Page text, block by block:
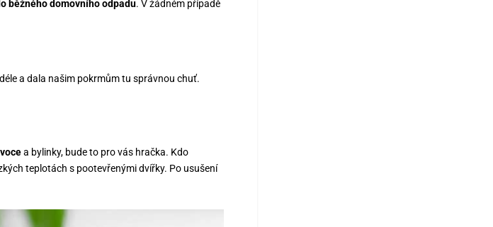
běžného domovního odpadu. V žádném případě
a dala našim pokrmům tu správnou chuť.
a bylinky, bude to pro vás hračka. Kdo
teplotách s pootevřenými dvířky. Po usušení